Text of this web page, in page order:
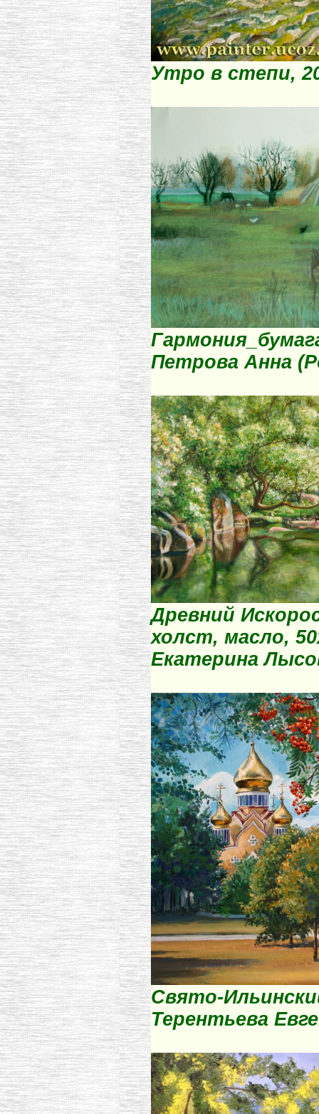
Утро в степи,
Петрова Анна
Древний
холст, масло,
Екатерина
Свято-
Терентьева